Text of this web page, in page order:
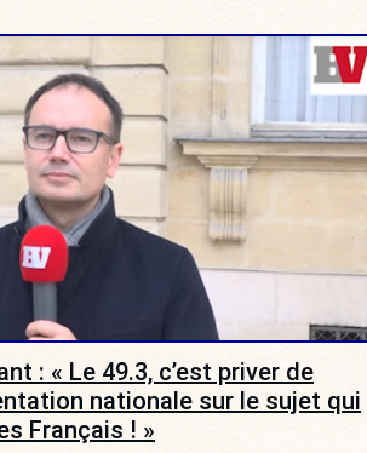
: « Le 49.3, c’est priver de
nationale sur le sujet qui
Français ! »